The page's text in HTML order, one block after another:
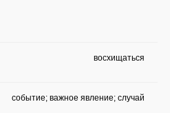
восхищаться
событие; важное явление; случай